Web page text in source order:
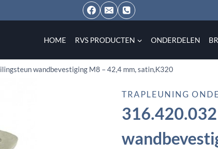
HOME RVS PRODUCTEN ONDERDELEN
wandbevestiging M8 – 42,4 mm, satin,K320
TRAPLEUNING